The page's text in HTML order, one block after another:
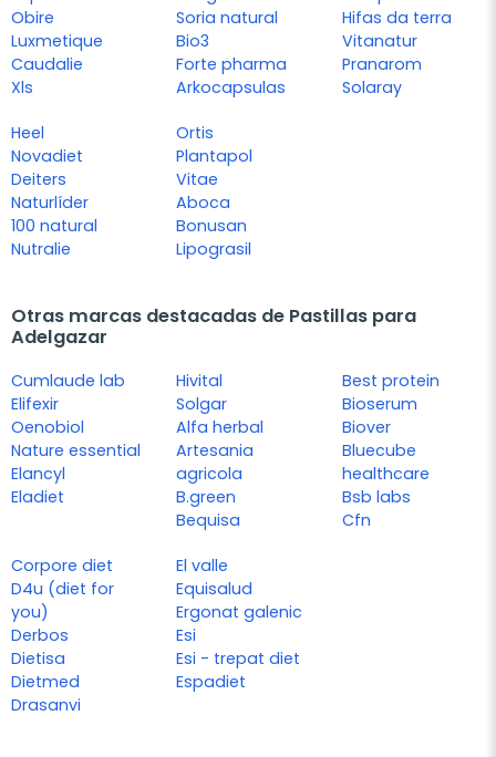
Obire
Luxmetique
Caudalie
Xls
Soria natural
Bio3
Forte pharma
Arkocapsulas
Hifas da terra
Vitanatur
Pranarom
Solaray
Heel
Novadiet
Deiters
Naturlíder
100 natural
Nutralie
Ortis
Plantapol
Vitae
Aboca
Bonusan
Lipograsil
Otras marcas destacadas de Pastillas para
Adelgazar
Cumlaude lab
Elifexir
Oenobiol
Nature essential
Elancyl
Eladiet
Hivital
Solgar
Alfa herbal
Artesania
agricola
B.green
Bequisa
Best protein
Bioserum
Biover
Bluecube
healthcare
Bsb labs
Cfn
Corpore diet
D4u (diet for
you)
Derbos
Dietisa
Dietmed
Drasanvi
El valle
Equisalud
Ergonat galenic
Esi
Esi - trepat diet
Espadiet